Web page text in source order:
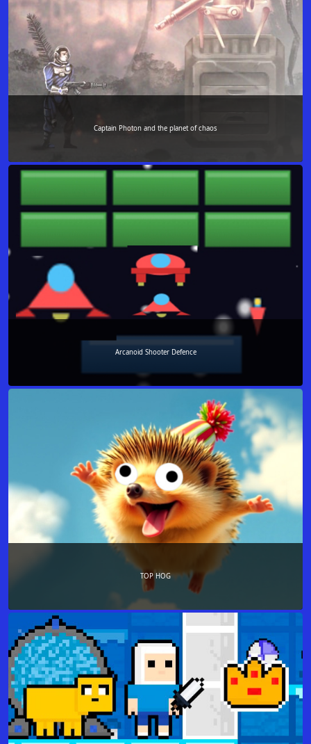
Captain Photon and the planet of chaos
Arcanoid Shooter Defence
TOP HOG